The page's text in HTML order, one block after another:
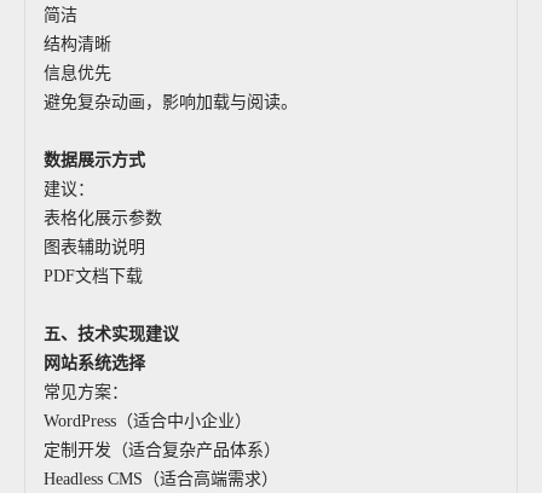
简洁
结构清晰
信息优先
避免复杂动画，影响加载与阅读。
数据展示方式
建议：
表格化展示参数
图表辅助说明
PDF文档下载
五、技术实现建议
网站系统选择
常见方案：
WordPress（适合中小企业）
定制开发（适合复杂产品体系）
Headless CMS（适合高端需求）